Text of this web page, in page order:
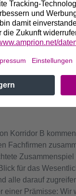
für die
wir die
koordinieren
unter dem Dach
Überblick
zu haben.
WORAUF
ES?
Korridor B
Fachfirmen
für das
alle darauf
einer Prämisse: